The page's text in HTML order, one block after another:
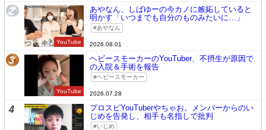
2
YouTube
あやなん、しばゆーの今カノに嫉妬していると
明かす「いつまでも自分のものみたいに…」
あやなん
2026.08.01
3
YouTube
ヘビースモーカーのYouTuber、不摂生が原因で
の入院＆手術を報告
ヘビースモーカー
2026.07.28
4
プロスピYouTuberやちゃお。メンバーからのい
じめを告発し、相手も名指しで批判
いじめ